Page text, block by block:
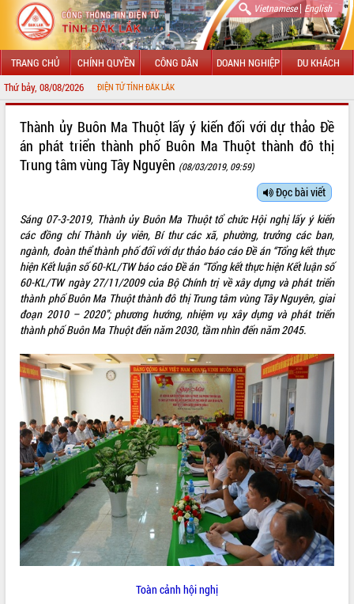
Vietnamese| English
TRANG CHỦ CHÍNH QUYỀN CÔNG DÂN DOANH NGHIỆP DU KHÁCH
Thứ bảy, 08/08/2026
THÔNG TIN ĐIỆN TỬ TỈNH ĐẮK LẮK
LÃNH ĐẠO UBND TỈNH
SỞ, BAN, NGÀNH
UBND CÁC XÃ, PHƯỜNG
THÔNG TIN CHỈ ĐẠO ĐIỀU HÀNH
HỆ THỐNG VĂN BẢN
ĐIỂM TIN VĂN BẢN
QUY HOẠCH - KẾ HOẠCH
Thành ủy Buôn Ma Thuột lấy ý kiến đối với dự thảo Đề
án phát triển thành phố Buôn Ma Thuột thành đô thị
Trung tâm vùng Tây Nguyên (08/03/2019, 09:59)
Đọc bài viết
Sáng 07-3-2019, Thành ủy Buôn Ma Thuột tổ chức Hội nghị lấy ý kiến
các đồng chí Thành ủy viên, Bí thư các xã, phường, trưởng các ban,
ngành, đoàn thể thành phố đối với dự thảo báo cáo Đề án “Tổng kết thực
hiện Kết luận số 60-KL/TW báo cáo Đề án “Tổng kết thực hiện Kết luận số
60-KL/TW ngày 27/11/2009 của Bộ Chính trị về xây dựng và phát triển
thành phố Buôn Ma Thuột thành đô thị Trung tâm vùng Tây Nguyên, giai
đoạn 2010 – 2020”; phương hướng, nhiệm vụ xây dựng và phát triển
thành phố Buôn Ma Thuột đến năm 2030, tầm nhìn đến năm 2045.
Toàn cảnh hội nghị